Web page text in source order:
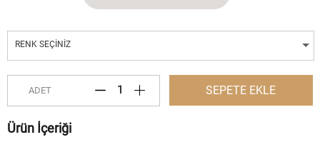
RENK SEÇINIZ
ADET SEPETE EKLE
Ürün İçeriği